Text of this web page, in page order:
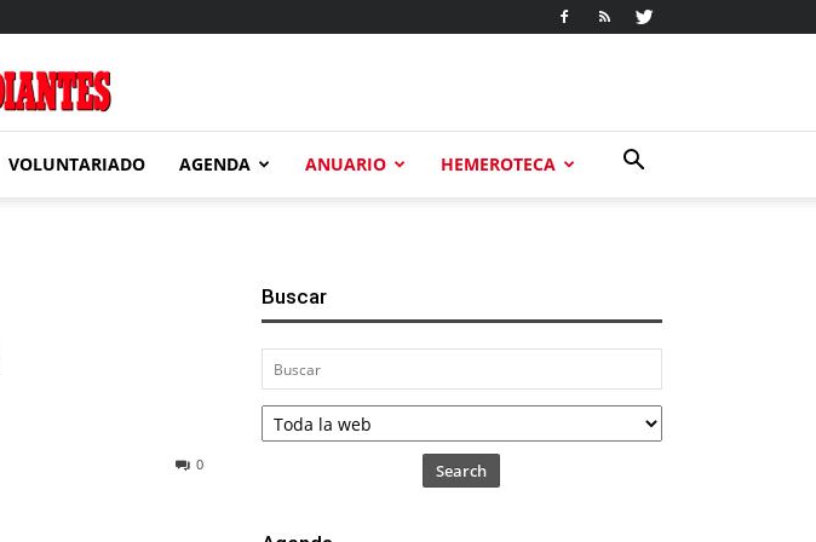
VOLUNTARIADO AGENDA ANUARIO HEMEROTECA
0
Buscar
Search